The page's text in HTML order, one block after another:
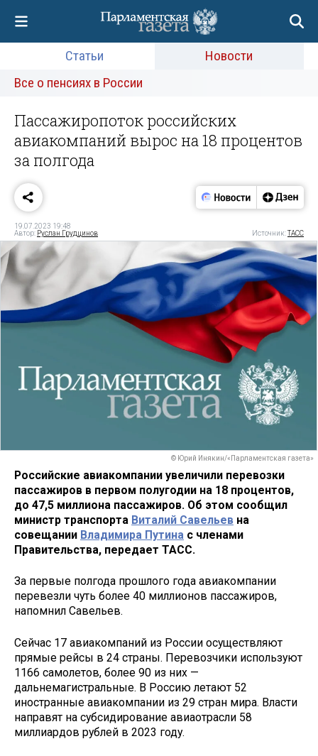
Статьи
Новости
Все о пенсиях в России
Пассажиропоток российских
авиакомпаний вырос на 18 процентов
за полгода
19.07.2023 19:48
Автор: Руслан Грудцинов Источник:ТАСС
© Юрий Инякин/«Парламентская газета»
Российские авиакомпании увеличили перевозки
пассажиров в первом полугодии на 18 процентов,
до 47,5 миллиона пассажиров. Об этом сообщил
министр транспорта Виталий Савельев на
совещании Владимира Путина с членами
Правительства, передает ТАСС.
За первые полгода прошлого года авиакомпании
перевезли чуть более 40 миллионов пассажиров,
напомнил Савельев.
Сейчас 17 авиакомпаний из России осуществляют
прямые рейсы в 24 страны. Перевозчики используют
1166 самолетов, более 90 из них —
дальнемагистральные. В Россию летают 52
иностранные авиакомпании из 29 стран мира. Власти
направят на субсидирование авиаотрасли 58
миллиардов рублей в 2023 году.